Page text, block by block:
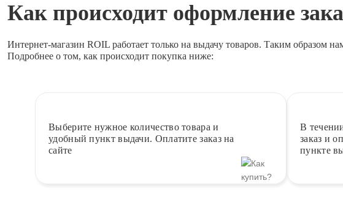
Как происходит оформление
Интернет-магазин ROIL работает только на выдачу товаров. Таким образом
Подробнее о том, как происходит покупка ниже:
Выберите нужное количество товара и
удобный пункт выдачи. Оплатите заказ на
сайте
В
заказ и
пункте